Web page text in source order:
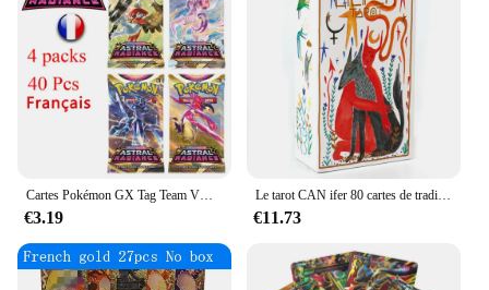
Cartes Pokémon GX Tag Team Vmax EX Mega Energy, Jeu de Cartes Brillantes, Collection à Collectionner, 40 Pièces
€3.19
Le tarot CAN ifer 80 cartes de tradition occulte et pratique
€11.73